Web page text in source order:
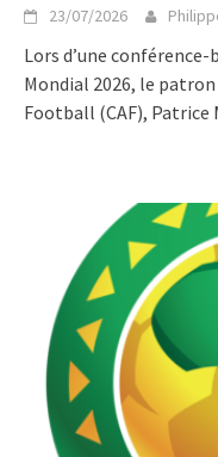
23/07/2026
Lors d’une
Mondial 2026, le
Football (CAF), Patrice